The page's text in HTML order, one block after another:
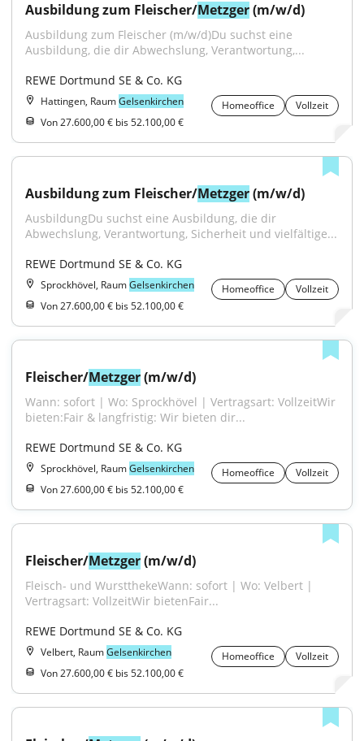
Ausbildung zum Fleischer/Metzger (m/w/d)
Ausbildung zum Fleischer (m/w/d)Du suchst eine
Ausbildung, die dir Abwechslung, Verantwortung,...
REWE Dortmund SE & Co. KG
Hattingen, RaumGelsenkirchen Homeoffice
Vollzeit
Von 27.600,00 € bis 52.100,00 €
Ausbildung zum Fleischer/Metzger (m/w/d)
AusbildungDu suchst eine Ausbildung, die dir
Abwechslung, Verantwortung, Sicherheit und vielfältige...
REWE Dortmund SE & Co. KG
Sprockhövel, RaumGelsenkirchen Homeoffice
Vollzeit
Von 27.600,00 € bis 52.100,00 €
Fleischer/Metzger (m/w/d)
Wann: sofort | Wo: Sprockhövel | Vertragsart: VollzeitWir
bieten:Fair & langfristig: Wir bieten dir...
REWE Dortmund SE & Co. KG
Sprockhövel, RaumGelsenkirchen Homeoffice
Vollzeit
Von 27.600,00 € bis 52.100,00 €
Fleischer/Metzger (m/w/d)
Fleisch- und WurstthekeWann: sofort | Wo: Velbert |
Vertragsart: VollzeitWir bietenFair...
REWE Dortmund SE & Co. KG
Velbert, RaumGelsenkirchen Homeoffice
Vollzeit
Von 27.600,00 € bis 52.100,00 €